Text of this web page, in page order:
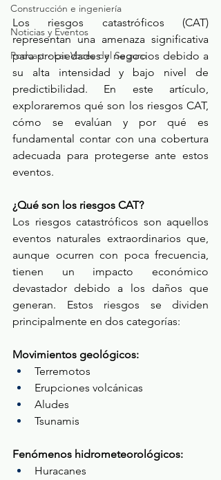
Construcción e ingeniería
Noticias y Eventos
Podcast - Las Voces del Seguro
Los riesgos catastróficos (CAT)
representan una amenaza significativa
para propiedades y negocios debido a
su alta intensidad y bajo nivel de
predictibilidad. En este artículo,
exploraremos qué son los riesgos CAT,
cómo se evalúan y por qué es
fundamental contar con una cobertura
adecuada para protegerse ante estos
eventos.
¿Qué son los riesgos CAT?
Los riesgos catastróficos son aquellos
eventos naturales extraordinarios que,
aunque ocurren con poca frecuencia,
tienen un impacto económico
devastador debido a los daños que
generan. Estos riesgos se dividen
principalmente en dos categorías:
Movimientos geológicos:
Terremotos
Erupciones volcánicas
Aludes
Tsunamis
Fenómenos hidrometeorológicos:
Huracanes